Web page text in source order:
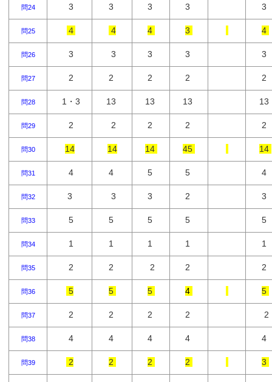
問24 3 3 3 3 3
問25 ４ 4 4 3 4
問26 3 3 3 3 3
問27 2 2 2 2 2
問28 1・3 13 13 13 13
問29 2 2 2 2 2
問30 14 14 14 45 14
問31 4 4 5 5 4
問32 3 3 3 2 3
問33 5 5 5 5 5
問34 1 1 1 1 1
問35 2 2 2 2 2
問36 5 5 5 4 5
問37 2 2 2 2 2
問38 4 4 4 4 4
問39 2 2 2 2 3